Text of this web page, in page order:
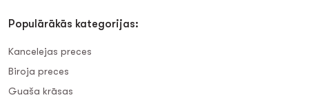
Populārākās kategorijas:
Kancelejas preces
Biroja preces
Guaša krāsas